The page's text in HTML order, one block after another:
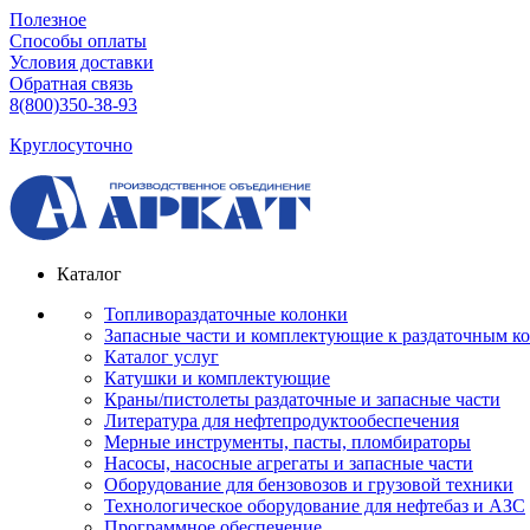
Полезное
Способы оплаты
Условия доставки
Обратная связь
8(800)350-38-93
Круглосуточно
Каталог
Топливораздаточные колонки
Запасные части и комплектующие к раздаточным
Каталог услуг
Катушки и комплектующие
Краны/пистолеты раздаточные и запасные части
Литература для нефтепродуктообеспечения
Мерные инструменты, пасты, пломбираторы
Насосы, насосные агрегаты и запасные части
Оборудование для бензовозов и грузовой техники
Технологическое оборудование для нефтебаз и АЗС